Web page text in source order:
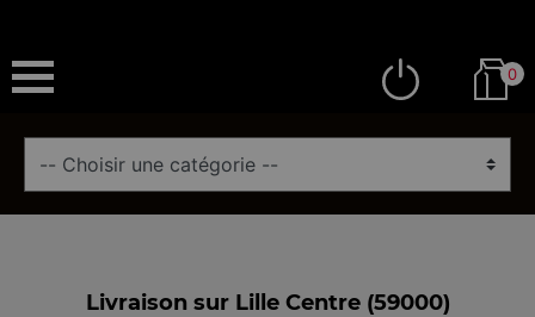
0
Livraison sur Lille Centre (59000)